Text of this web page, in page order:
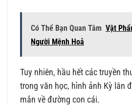
Có Thể Bạn Quan Tâm Vật
Người Mệnh Hoả
Tuy nhiên, hầu hết các truyền
trong văn học, hình ảnh Kỳ lân
mắn về đường con cái.